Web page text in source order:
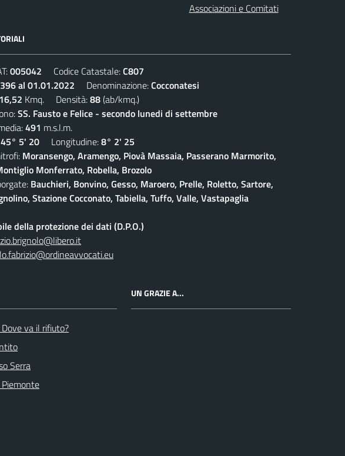
Associazioni e Comitati
005042 Codice Catastale:C807
al 01.01.2022 Denominazione:Cocconatesi
16,52 Kmq. Densità:88(ab/kmq.)
SS. Fausto e Felice - secondo lunedi di settembre
491 m.s.l.m.
45° 5' 20 Longitudine:8° 2' 25
Moransengo, Aramengo, Piovà Massaia, Passerano Marmorito,
Monferrato, Robella, Brozolo
Bauchieri, Bonvino, Gesso, Maroero, Prelle, Roletto, Sartore,
Stazione Cocconato, Tabiella, Tuffo, Valle, Vastapaglia
della protezione dei dati (D.P.O.)
va il rifiuto?
Serra
UN GRAZIE A...